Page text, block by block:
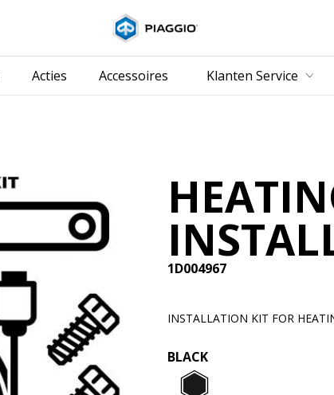
Acties Accessoires Klanten Service
1D004967
INSTALLATION KIT FOR
BLACK